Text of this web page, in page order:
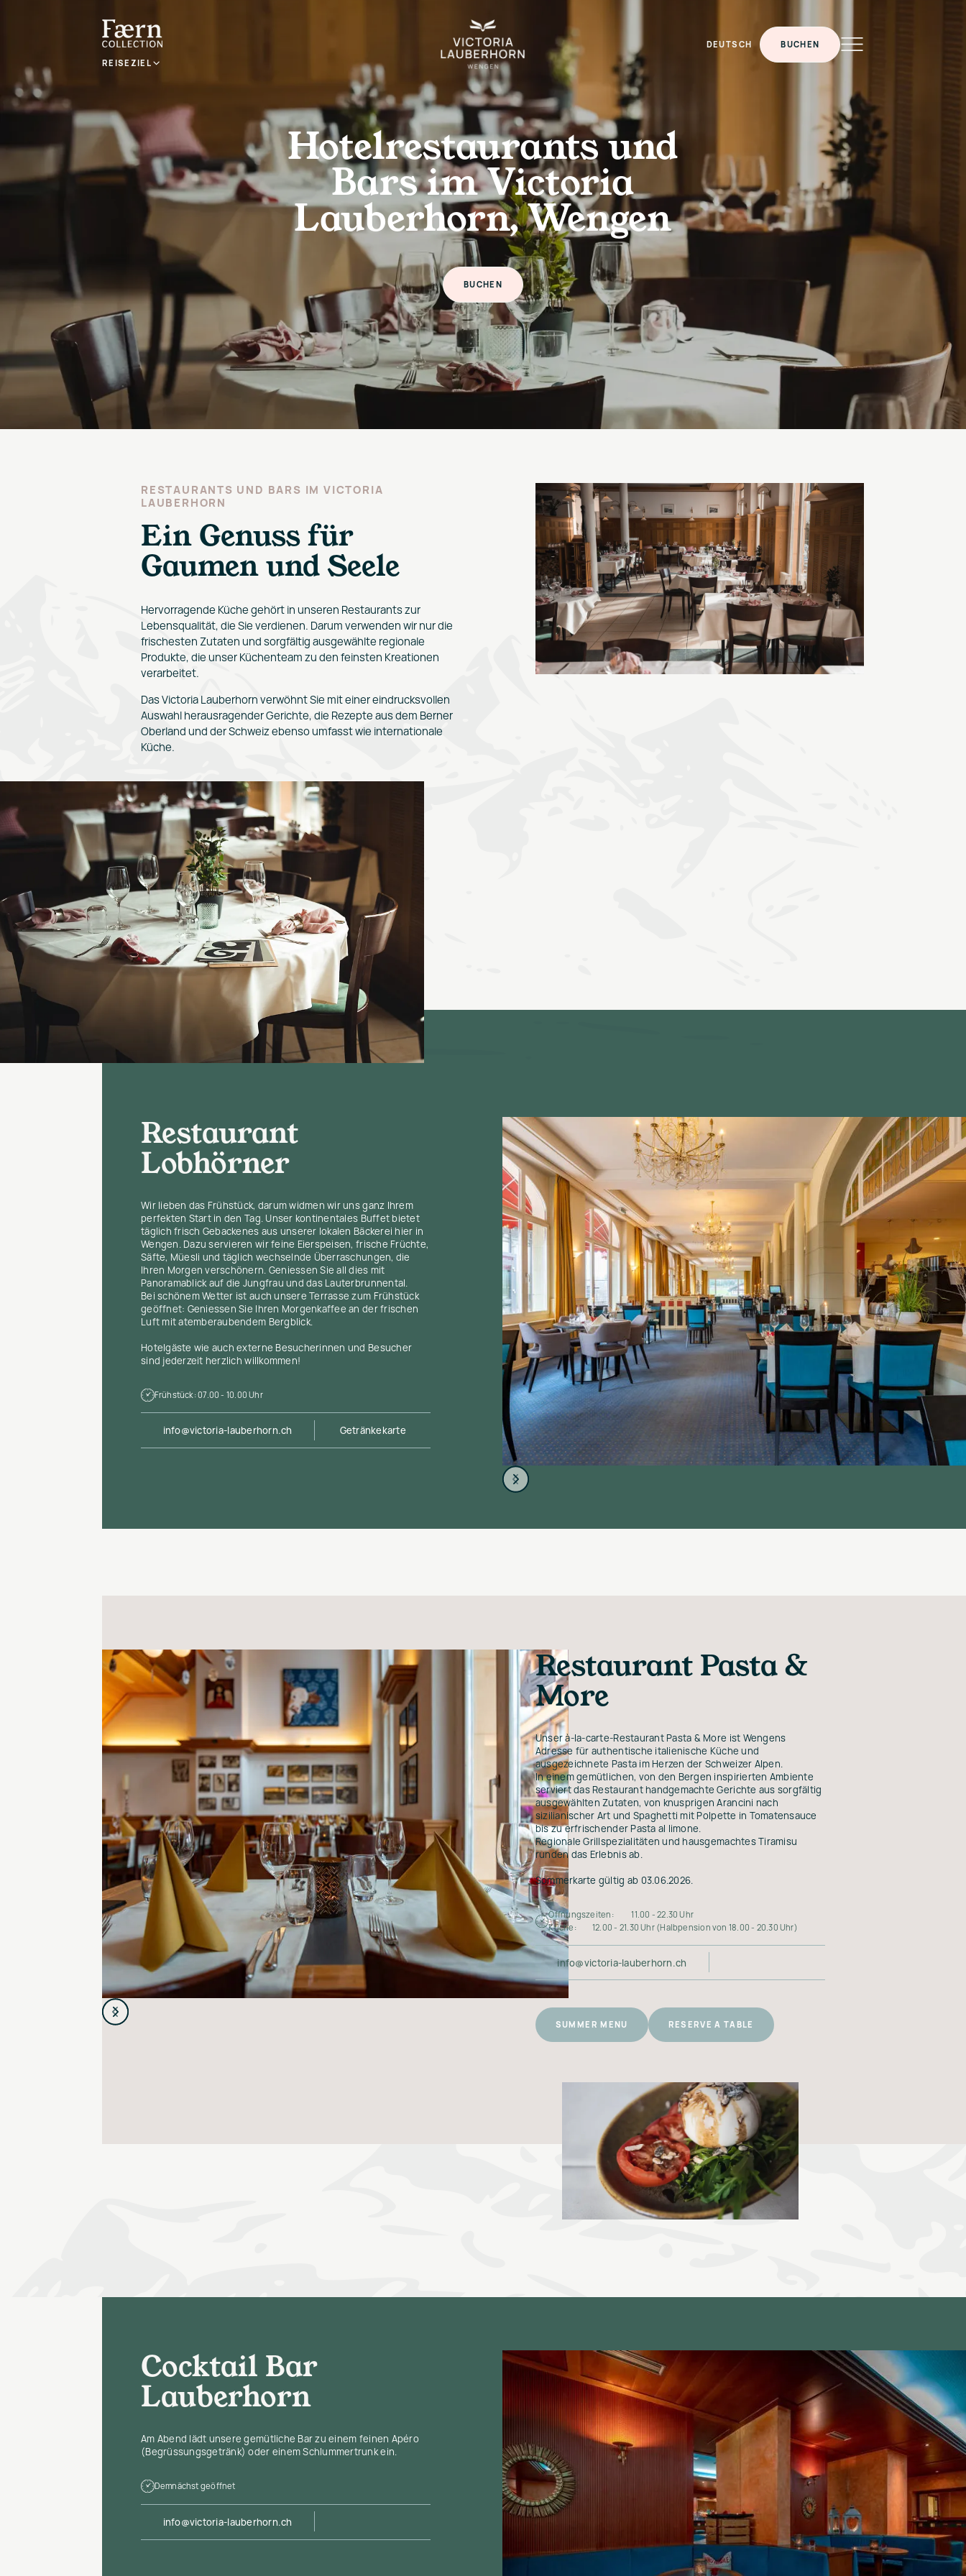
REISEZIEL
DEUTSCH BUCHEN
Hotelrestaurants und
Bars im Victoria
Lauberhorn, Wengen
BUCHEN
RESTAURANTS UND BARS IM VICTORIA
LAUBERHORN
Ein Genuss für
Gaumen und Seele
Hervorragende Küche gehört in unseren Restaurants zur
Lebensqualität, die Sie verdienen. Darum verwenden wir nur die
frischesten Zutaten und sorgfältig ausgewählte regionale
Produkte, die unser Küchenteam zu den feinsten Kreationen
verarbeitet.
Das Victoria Lauberhorn verwöhnt Sie mit einer eindrucksvollen
Auswahl herausragender Gerichte, die Rezepte aus dem Berner
Oberland und der Schweiz ebenso umfasst wie internationale
Küche.
Restaurant
Lobhörner
Wir lieben das Frühstück, darum widmen wir uns ganz Ihrem
perfekten Start in den Tag. Unser kontinentales Buffet bietet
täglich frisch Gebackenes aus unserer lokalen Bäckerei hier in
Wengen. Dazu servieren wir feine Eierspeisen, frische Früchte,
Säfte, Müesli und täglich wechselnde Überraschungen, die
Ihren Morgen verschönern. Geniessen Sie all dies mit
Panoramablick auf die Jungfrau und das Lauterbrunnental.
Bei schönem Wetter ist auch unsere Terrasse zum Frühstück
geöffnet: Geniessen Sie Ihren Morgenkaffee an der frischen
Luft mit atemberaubendem Bergblick.
Hotelgäste wie auch externe Besucherinnen und Besucher
sind jederzeit herzlich willkommen!
Frühstück: 07.00 - 10.00 Uhr
info@victoria-lauberhorn.ch Getränkekarte
Restaurant Pasta &
More
Unser à-la-carte-Restaurant Pasta & More ist Wengens
Adresse für authentische italienische Küche und
ausgezeichnete Pasta im Herzen der Schweizer Alpen.
In einem gemütlichen, von den Bergen inspirierten Ambiente
serviert das Restaurant handgemachte Gerichte aus sorgfältig
ausgewählten Zutaten, von knusprigen Arancini nach
sizilianischer Art und Spaghetti mit Polpette in Tomatensauce
bis zu erfrischender Pasta al limone.
Regionale Grillspezialitäten und hausgemachtes Tiramisu
runden das Erlebnis ab.
Sommerkarte gültig ab 03.06.2026.
Öffnungszeiten: 11.00 - 22.30 Uhr
Küche: 12.00 - 21.30 Uhr (Halbpension von 18.00 - 20.30 Uhr)
info@victoria-lauberhorn.ch
SUMMER MENU RESERVE A TABLE
Cocktail Bar
Lauberhorn
Am Abend lädt unsere gemütliche Bar zu einem feinen Apéro
(Begrüssungsgetränk) oder einem Schlummertrunk ein.
Demnächst geöffnet
info@victoria-lauberhorn.ch